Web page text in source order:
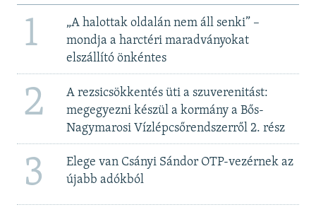
1
„A halottak oldalán nem áll senki” –
mondja a harctéri maradványokat
elszállító önkéntes
2
A rezsicsökkentés üti a szuverenitást:
megegyezni készül a kormány a Bős-
Nagymarosi Vízlépcsőrendszerről 2. rész
3
Elege van Csányi Sándor OTP-vezérnek az
újabb adókból